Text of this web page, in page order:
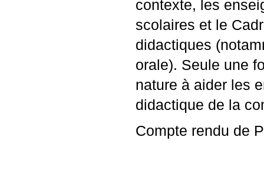
contexte, les
scolaires et le
didactiques
orale). Seule une
nature à aider les
didactique de la
Compte rendu de